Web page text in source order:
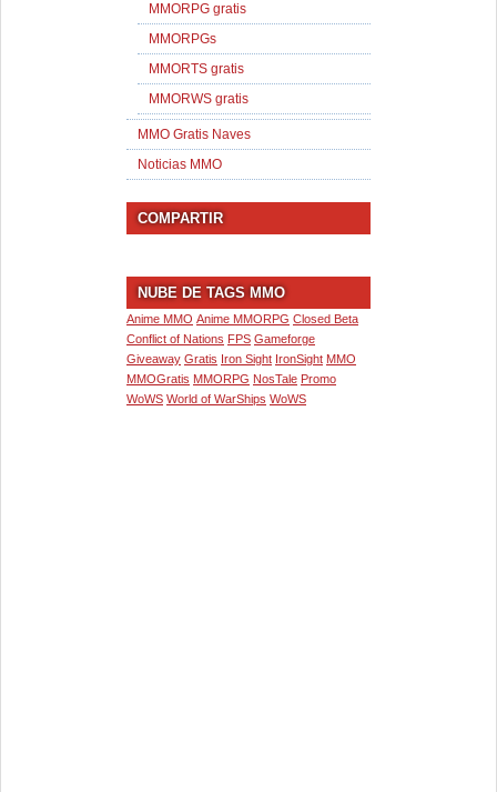
MMORPG gratis
MMORPGs
MMORTS gratis
MMORWS gratis
MMO Gratis Naves
Noticias MMO
COMPARTIR
NUBE DE TAGS MMO
Anime MMO Anime MMORPG Closed Beta
Conflict of Nations FPS Gameforge
Giveaway Gratis Iron Sight IronSight MMO
MMOGratis MMORPG NosTale Promo
WoWS World of WarShips WoWS